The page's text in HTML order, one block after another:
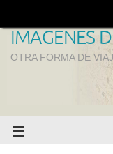
IMAGENES
OTRA FORMA DE